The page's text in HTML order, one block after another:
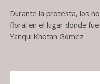
Durante la protesta, los
floral en el lugar donde
Yanqui Khotan Gómez.